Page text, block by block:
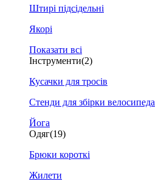
Штирі підсідельні
Якорі
Показати всі
Інструменти(2)
Кусачки для тросів
Стенди для збірки велосипеда
Йога
Одяг(19)
Брюки короткі
Жилети